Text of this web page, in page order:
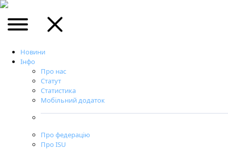
Новини
Інфо
Про нас
Статут
Статистика
Мобільний додаток
Про федерацію
Про ISU